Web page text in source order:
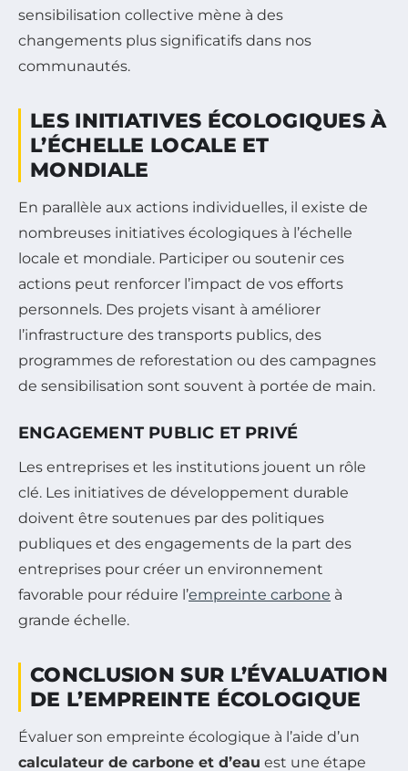
sensibilisation collective mène à des
changements plus significatifs dans nos
communautés.
LES INITIATIVES ÉCOLOGIQUES À
L’ÉCHELLE LOCALE ET
MONDIALE
En parallèle aux actions individuelles, il existe de
nombreuses initiatives écologiques à l’échelle
locale et mondiale. Participer ou soutenir ces
actions peut renforcer l’impact de vos efforts
personnels. Des projets visant à améliorer
l’infrastructure des transports publics, des
programmes de reforestation ou des campagnes
de sensibilisation sont souvent à portée de main.
ENGAGEMENT PUBLIC ET PRIVÉ
Les entreprises et les institutions jouent un rôle
clé. Les initiatives de développement durable
doivent être soutenues par des politiques
publiques et des engagements de la part des
entreprises pour créer un environnement
favorable pour réduire l’empreinte carbone à
grande échelle.
CONCLUSION SUR L’ÉVALUATION
DE L’EMPREINTE ÉCOLOGIQUE
Évaluer son empreinte écologique à l’aide d’un
calculateur de carbone et d’eau est une étape